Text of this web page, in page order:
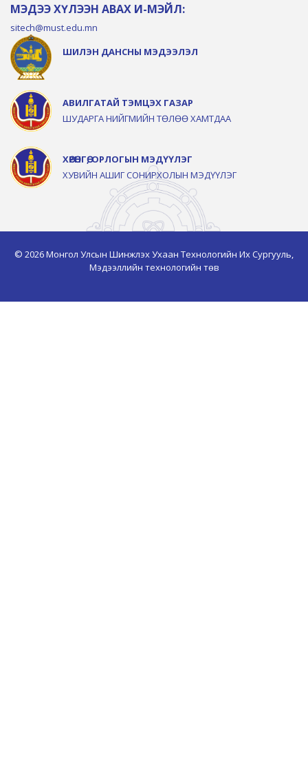
МЭДЭЭ ХҮЛЭЭН АВАХ И-МЭЙЛ:
sitech@must.edu.mn
ШИЛЭН ДАНСНЫ МЭДЭЭЛЭЛ
АВИЛГАТАЙ ТЭМЦЭХ ГАЗАР
ШУДАРГА НИЙГМИЙН ТӨЛӨӨ ХАМТДАА
ХӨРӨНГӨ, ОРЛОГЫН МЭДҮҮЛЭГ
ХУВИЙН АШИГ СОНИРХОЛЫН МЭДҮҮЛЭГ
© 2026 Монгол Улсын Шинжлэх Ухаан Технологийн Их Сургууль,
Мэдээллийн технологийн төв